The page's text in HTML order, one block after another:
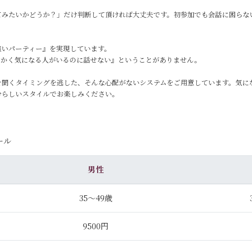
たいかどうか？」だけ判断して頂ければ大丈夫です。初参加でも会話に困ら
パーティー』を実現しています。
く気になる人がいるのに話せない』ということがありません。
くタイミングを逃した、そんな心配がないシステムをご用意しています。気
しいスタイルでお楽しみください。
ル
男性
35～49歳
9500円